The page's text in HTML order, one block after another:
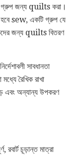
গ্রুপ জন্য quilts করা।
sew, একটি গ্রুপ যে
জন্য quilts বিতরণ
সাবধানতা
রৈখিক রাখা
এবং অন্যান্য উপকরণ
চূড়ান্ত মাত্রা